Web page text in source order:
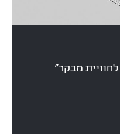
מבקר"